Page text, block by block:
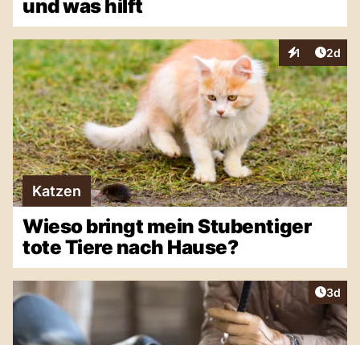
und was hilft
1
Interaktionen
2d
Katzen
Wieso bringt mein Stubentiger
tote Tiere nach Hause?
3d